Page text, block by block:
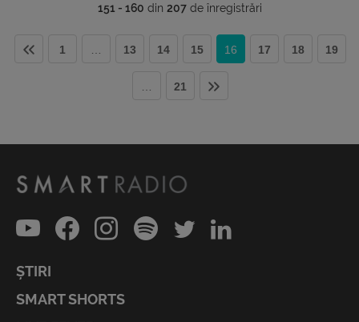
151 - 160 din 207de înregistrări
1 13 14 15 16 17 18 19
21
ȘTIRI
SMART SHORTS